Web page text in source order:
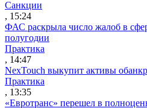
Санкции
, 15:24
ФАС раскрыла число жалоб в
полугодии
Практика
, 14:47
NexTouch выкупит активы
Практика
, 13:35
«Евротранс» перешел в